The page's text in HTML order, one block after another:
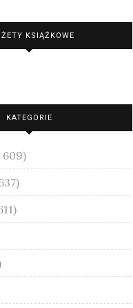
KSIĄŻKOWE
KATEGORIE
609)